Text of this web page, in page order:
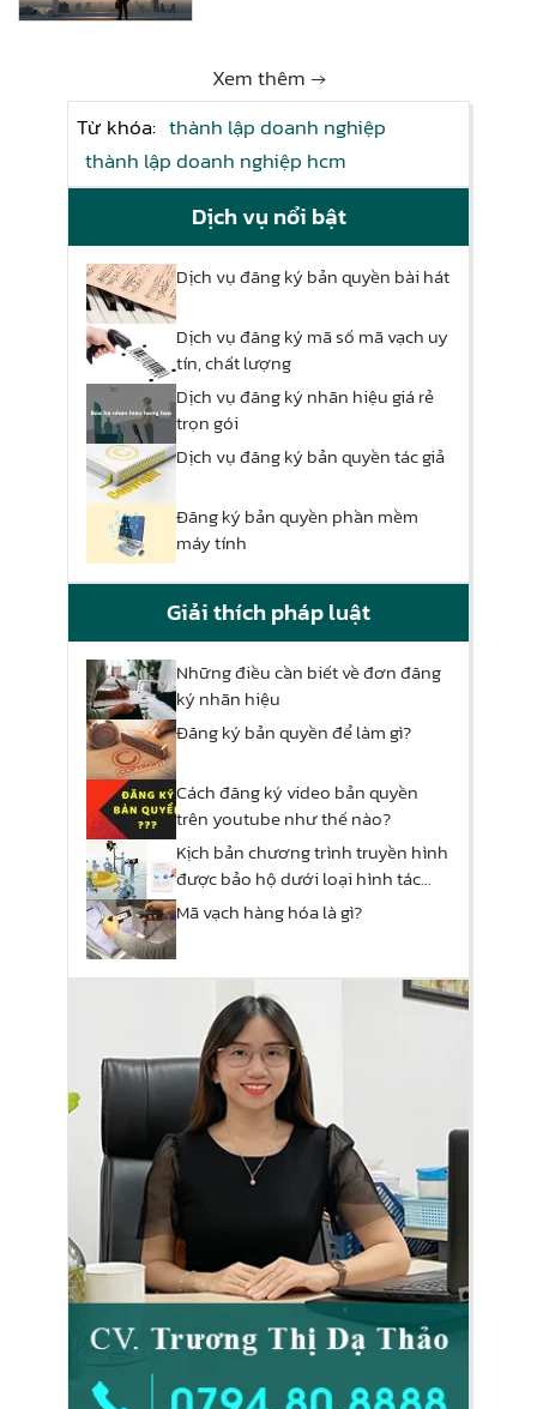
Xem thêm →
Từ khóa: thành lập doanh nghiệp
thành lập doanh nghiệp hcm
Dịch vụ nổi bật
Dịch vụ đăng ký bản quyền bài hát
Dịch vụ đăng ký mã số mã vạch uy
tín, chất lượng
Dịch vụ đăng ký nhãn hiệu giá rẻ
trọn gói
Dịch vụ đăng ký bản quyền tác giả
Đăng ký bản quyền phần mềm
máy tính
Giải thích pháp luật
Những điều cần biết về đơn đăng
ký nhãn hiệu
Đăng ký bản quyền để làm gì?
Cách đăng ký video bản quyền
trên youtube như thế nào?
Kịch bản chương trình truyền hình
được bảo hộ dưới loại hình tác
phẩm nào?
Mã vạch hàng hóa là gì?